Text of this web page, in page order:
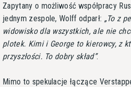
Zapytany o możliwość współpracy
jednym zespole, Wolff odparł: To z
widowisko dla wszystkich, ale nie
plotek. Kimi i George to kierowcy, z
przyszłości. To dobry skład .
Mimo to spekulacje łączące